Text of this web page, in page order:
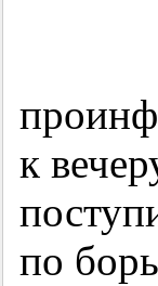
к
по